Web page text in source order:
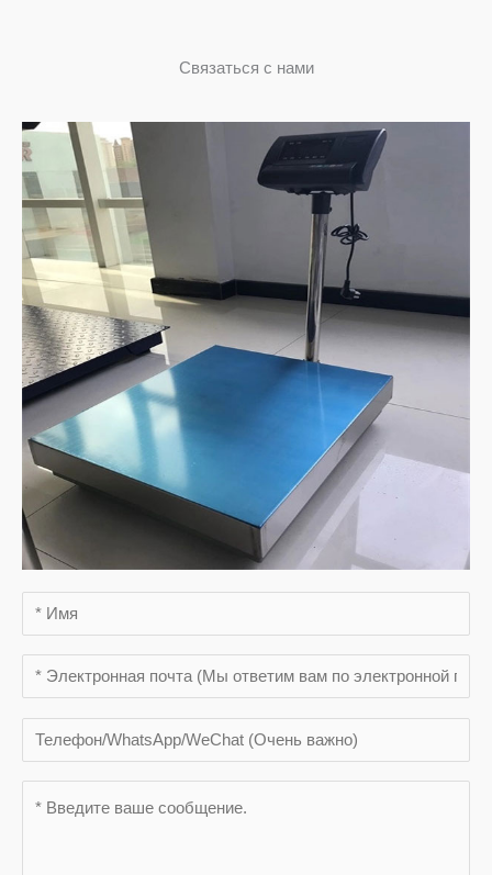
Связаться с нами